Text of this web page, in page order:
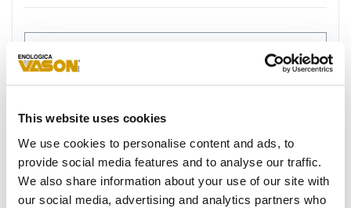
This website uses cookies
We use cookies to personalise content and ads, to
provide social media features and to analyse our traffic.
We also share information about your use of our site with
our social media, advertising and analytics partners who